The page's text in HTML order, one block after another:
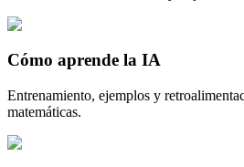
Cómo aprende la IA
Entrenamiento, ejemplos y
matemáticas.